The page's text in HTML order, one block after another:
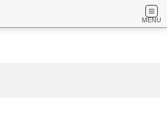
MENU